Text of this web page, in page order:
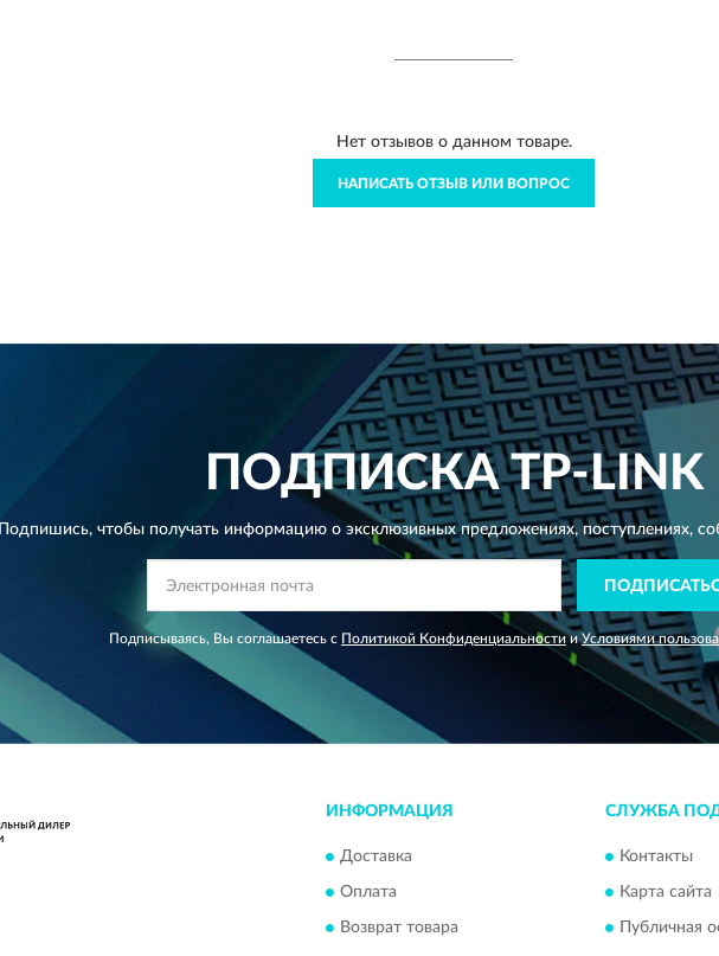
Нет отзывов о данном товаре.
НАПИСАТЬ ОТЗЫВ ИЛИ ВОПРОС
ПОДПИСКАTP-LINK
Подпишись, чтобы получать информацию о эксклюзивных предложениях,поступлениях,
Подписываясь, Вы соглашаетесь с Политикой Конфиденциальности иУсловиями
ИНФОРМАЦИЯ
Доставка
Оплата
Возврат товара
СЛУЖБА
Контакты
Карта сайта
Публичная